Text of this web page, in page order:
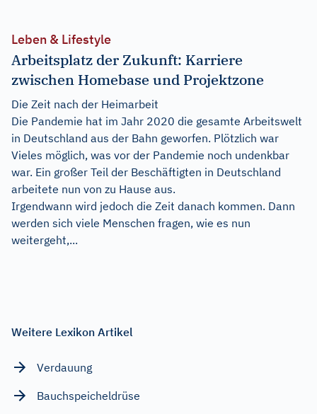
Leben & Lifestyle
Arbeitsplatz der Zukunft: Karriere
zwischen Homebase und Projektzone
Die Zeit nach der Heimarbeit
Die Pandemie hat im Jahr 2020 die gesamte Arbeitswelt
in Deutschland aus der Bahn geworfen. Plötzlich war
Vieles möglich, was vor der Pandemie noch undenkbar
war. Ein großer Teil der Beschäftigten in Deutschland
arbeitete nun von zu Hause aus.
Irgendwann wird jedoch die Zeit danach kommen. Dann
werden sich viele Menschen fragen, wie es nun
weitergeht,...
Weitere Lexikon Artikel
Verdauung
Bauchspeicheldrüse